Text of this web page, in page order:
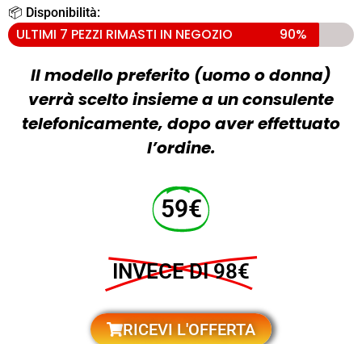
📦 Disponibilità:
ULTIMI 7 PEZZI RIMASTI IN NEGOZIO 90%
Il modello preferito (uomo o donna)
verrà scelto insieme a un consulente
telefonicamente, dopo aver effettuato
l’ordine.
59€
INVECE DI 98€
RICEVI L'OFFERTA